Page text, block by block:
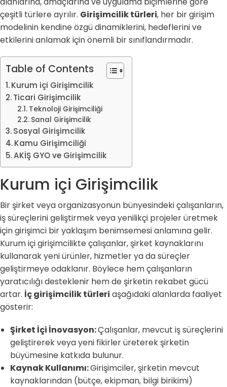
çeşitli türlere ayrılır. Girişimcilik türleri, her bir girişim
modelinin kendine özgü dinamiklerini, hedeflerini ve
etkilerini anlamak için önemli bir sınıflandırmadır.
Table of Contents
Kurum içi Girişimcilik
Ticari Girişimcilik
Teknoloji Girişimciliği
Sanal Girişimcilik
Sosyal Girişimcilik
Kamu Girişimciliği
AKİŞ GYO ve Girişimcilik
Kurum içi Girişimcilik
Bir şirket veya organizasyonun bünyesindeki çalışanların,
iş süreçlerini geliştirmek veya yenilikçi projeler üretmek
için girişimci bir yaklaşım benimsemesi anlamına gelir.
Kurum içi girişimcilikte çalışanlar, şirket kaynaklarını
kullanarak yeni ürünler, hizmetler ya da süreçler
geliştirmeye odaklanır. Böylece hem çalışanların
yaratıcılığı desteklenir hem de şirketin rekabet gücü
artar. İç girişimcilik türleri aşağıdaki alanlarda faaliyet
gösterir:
Şirket İçi İnovasyon:Çalışanlar, mevcut iş süreçlerini
geliştirerek veya yeni fikirler üreterek şirketin
büyümesine katkıda bulunur.
Kaynak Kullanımı:Girişimciler, şirketin mevcut
kaynaklarından (bütçe, ekipman, bilgi birikimi)